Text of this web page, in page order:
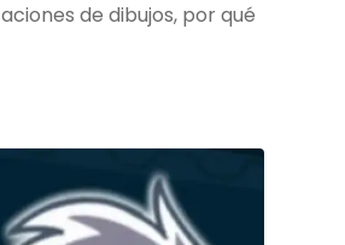
de dibujos, por qué